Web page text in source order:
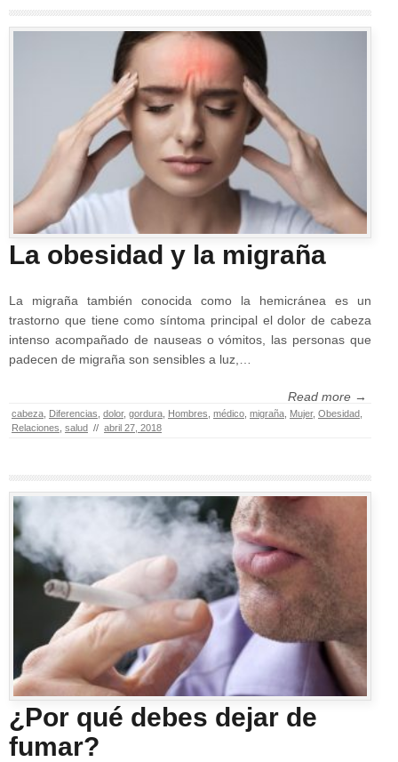
La obesidad y la migraña
La migraña también conocida como la hemicránea es un
trastorno que tiene como síntoma principal el dolor de cabeza
intenso acompañado de nauseas o vómitos, las personas que
padecen de migraña son sensibles a luz,…
Read more →
cabeza Diferencias dolor, gordura Hombres médico migraña Mujer, Obesidad
Relaciones salud // abril 27, 2018
¿Por qué debes dejar de
fumar?